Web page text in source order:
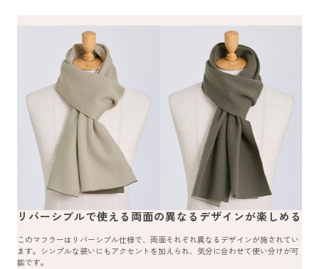
リバーシブルで使える両面の異なるデザインが楽しめる
このマフラーはリバーシブル仕様で、両面それぞれ異なるデザインが施されてい
ます。シンプルな装いにもアクセントを加えられ、気分に合わせて使い分けが可
能です。